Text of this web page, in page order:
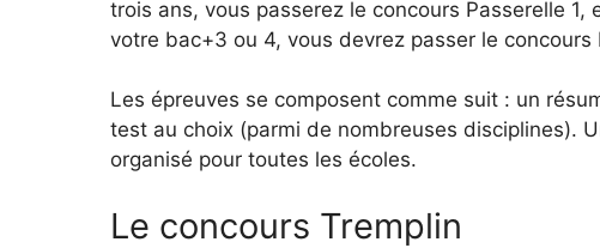
trois ans, vous passerez le concours Passerelle
votre bac+3 ou 4, vous devrez passer le concours
Les épreuves se composent comme suit : un
test au choix (parmi de nombreuses disciplines).
organisé pour toutes les écoles.
Le concours Tremplin